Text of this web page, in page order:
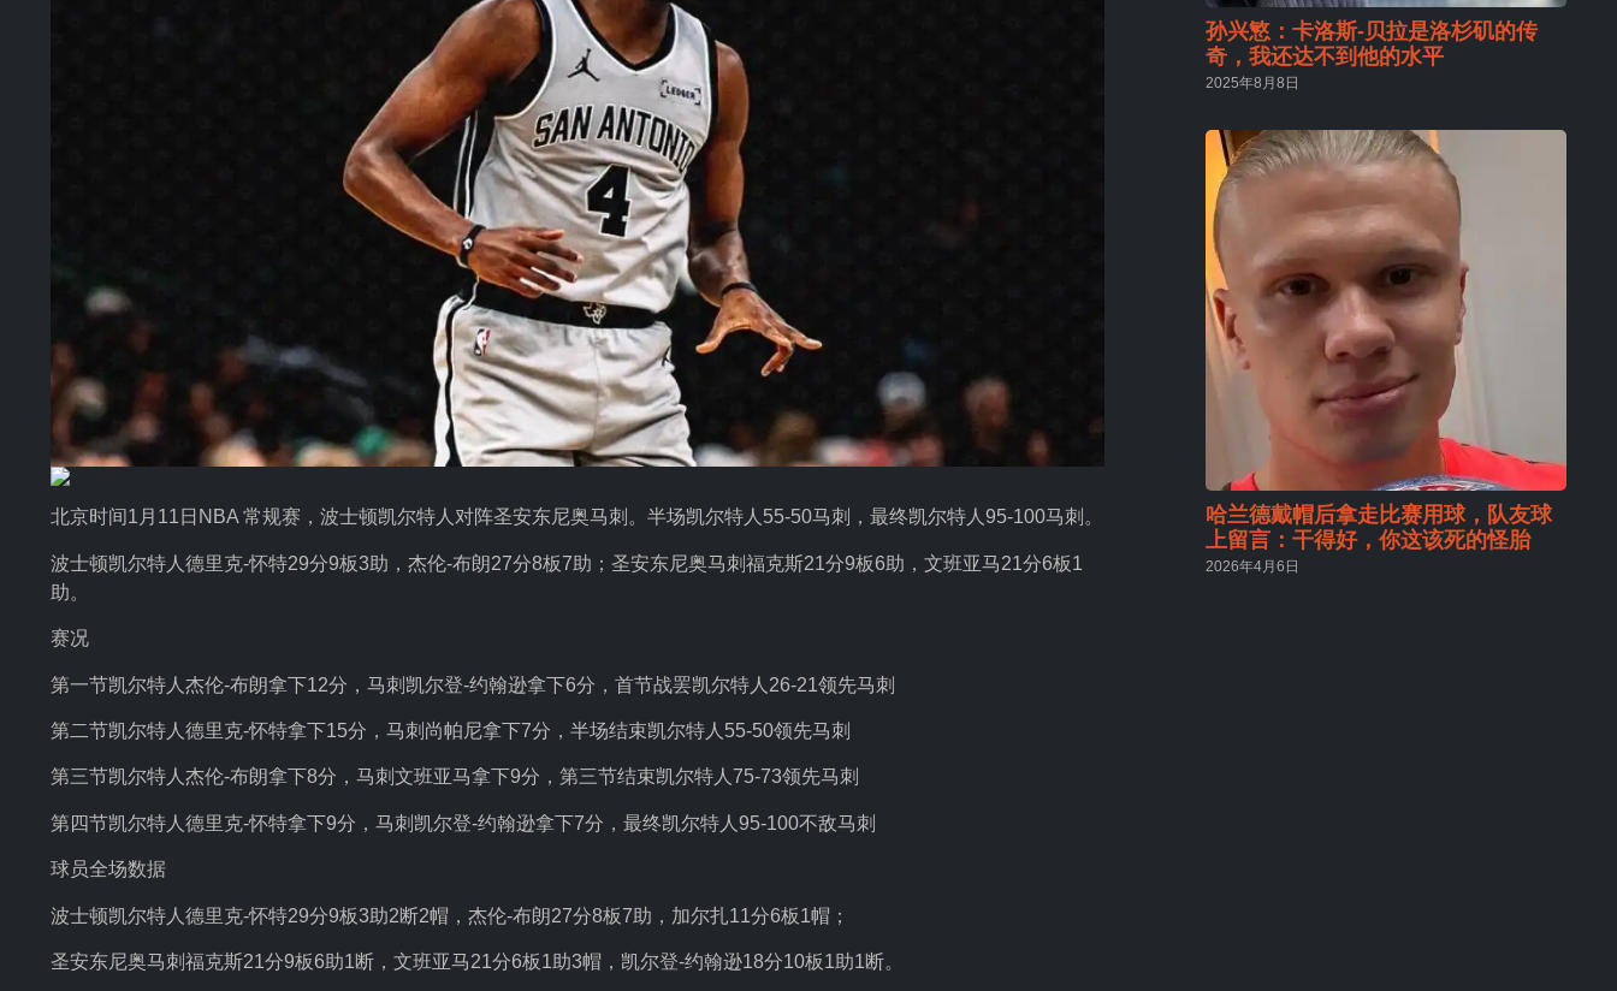
北京时间1月11日NBA 常规赛，波士顿凯尔特人对阵圣安东尼奥马刺。半场凯尔特人55-50马刺，最终凯尔特人95-100马刺。
波士顿凯尔特人德里克-怀特29分9板3助，杰伦-布朗27分8板7助；圣安东尼奥马刺福克斯21分9板6助，文班亚马21分6板1
助。
赛况
第一节凯尔特人杰伦-布朗拿下12分，马刺凯尔登-约翰逊拿下6分，首节战罢凯尔特人26-21领先马刺
第二节凯尔特人德里克-怀特拿下15分，马刺尚帕尼拿下7分，半场结束凯尔特人55-50领先马刺
第三节凯尔特人杰伦-布朗拿下8分，马刺文班亚马拿下9分，第三节结束凯尔特人75-73领先马刺
第四节凯尔特人德里克-怀特拿下9分，马刺凯尔登-约翰逊拿下7分，最终凯尔特人95-100不敌马刺
球员全场数据
波士顿凯尔特人德里克-怀特29分9板3助2断2帽，杰伦-布朗27分8板7助，加尔扎11分6板1帽；
圣安东尼奥马刺福克斯21分9板6助1断，文班亚马21分6板1助3帽，凯尔登-约翰逊18分10板1助1断。
孙兴慜：卡洛斯-贝拉是洛杉矶的传
奇，我还达不到他的水平
2025年8月8日
哈兰德戴帽后拿走比赛用球，队友球
上留言：干得好，你这该死的怪胎
2026年4月6日